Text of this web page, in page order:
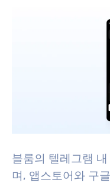
블룸의 텔레그램
며, 앱스토어와 구